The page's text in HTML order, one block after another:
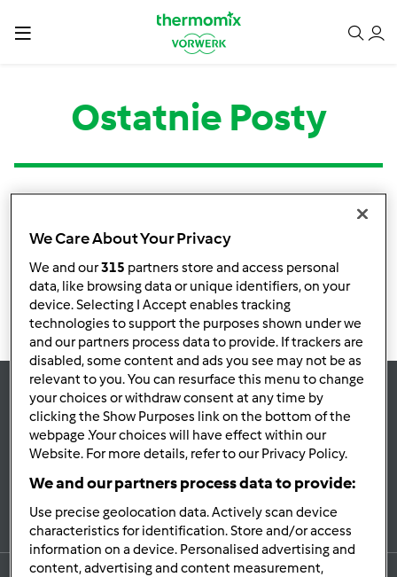
Ostatnie Posty
Ostatni post
Brak informacji o aktywnościach
Bądźna bieżąco
Zapisz się do naszego newslettera
We Care About Your Privacy
We and our315 partners store and access personal
data, like browsing data or unique identifiers, on your
device. Selecting I Accept enables tracking
technologies to support the purposes shown under we
and our partners process data to provide. If trackers are
disabled, some content and ads you see may not be as
relevant to you. You can resurface this menu to change
your choices or withdraw consent at any time by
clicking the Show Purposes link on the bottom of the
webpage .Your choices will have effect within our
Website. For more details, refer to our Privacy Policy.
We and our partners process data to provide:
Use precise geolocation data. Actively scan device
characteristics for identification. Store and/or access
information on a device. Personalised advertising and
content, advertising and content measurement,